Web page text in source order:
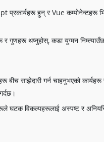
हुन् र Vue कम्पोनेन्टहरू
गुणहरू थप्नुहोस्, कडा युग्मन निम्त्याउँछ
साझेदारी गर्न चाहनुभएको कार्यहरू
घटक विकल्पहरूलाई अस्पष्ट र